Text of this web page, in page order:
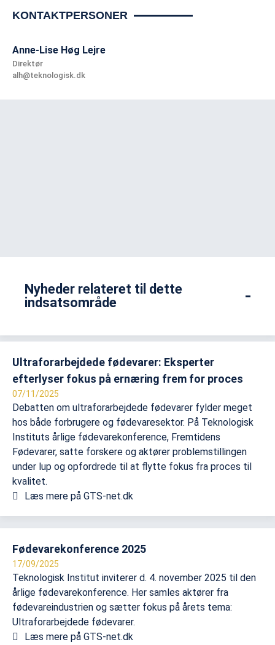
KONTAKTPERSONER
Anne-Lise Høg Lejre
Direktør
alh@teknologisk.dk
Nyheder relateret til dette
indsatsområde
Ultraforarbejdede fødevarer: Eksperter
efterlyser fokus på ernæring frem for proces
07/11/2025
Debatten om ultraforarbejdede fødevarer fylder meget
hos både forbrugere og fødevaresektor. På Teknologisk
Instituts årlige fødevarekonference, Fremtidens
Fødevarer, satte forskere og aktører problemstillingen
under lup og opfordrede til at flytte fokus fra proces til
kvalitet.
Læs mere på GTS-net.dk
Fødevarekonference 2025
17/09/2025
Teknologisk Institut inviterer d. 4. november 2025 til den
årlige fødevarekonference. Her samles aktører fra
fødevareindustrien og sætter fokus på årets tema:
Ultraforarbejdede fødevarer.
Læs mere på GTS-net.dk